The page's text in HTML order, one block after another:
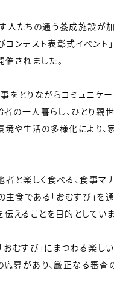
人たちの通う養成施設が
ンテスト表彰式イベント
催されました。
とりながらコミュニケー
者の一人暮らし、ひとり
境や生活の多様化により
と楽しく食べる、食事マ
主食である「おむすび」を
えることを目的としていま
おむすび」にまつわる楽
募があり、厳正なる審